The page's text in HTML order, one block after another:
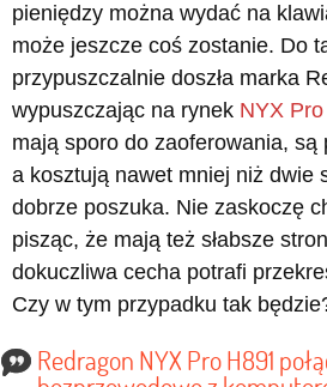
pieniędzy można wydać na
może jeszcze coś zostanie. Do
przypuszczalnie doszła marka
wypuszczając na rynek NYX
mają sporo do zaoferowania, są
a kosztują nawet mniej niż dwie
dobrze poszuka. Nie zaskoczę
pisząc, że mają też słabsze
dokuczliwa cecha potrafi
Czy w tym przypadku tak
Redragon NYX Pro H891